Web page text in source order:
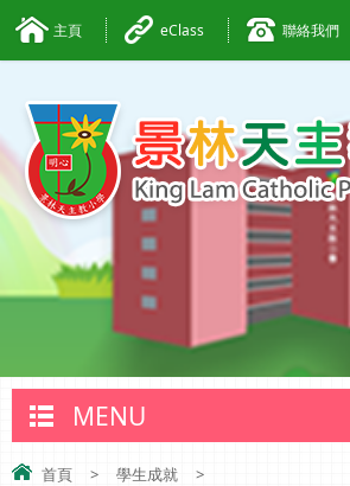
主頁 eClass 聯絡我們
MENU
首頁 > 學生成就
>